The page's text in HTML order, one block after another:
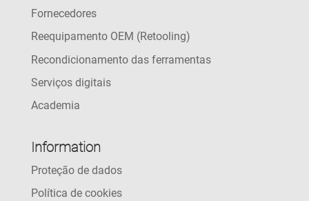
Fornecedores
Reequipamento OEM (Retooling)
Recondicionamento das ferramentas
Serviços digitais
Academia
Information
Proteção de dados
Política de cookies